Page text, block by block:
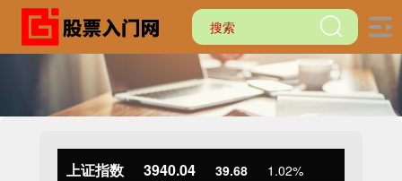
上证指数 3940.04 39.68 1.02%